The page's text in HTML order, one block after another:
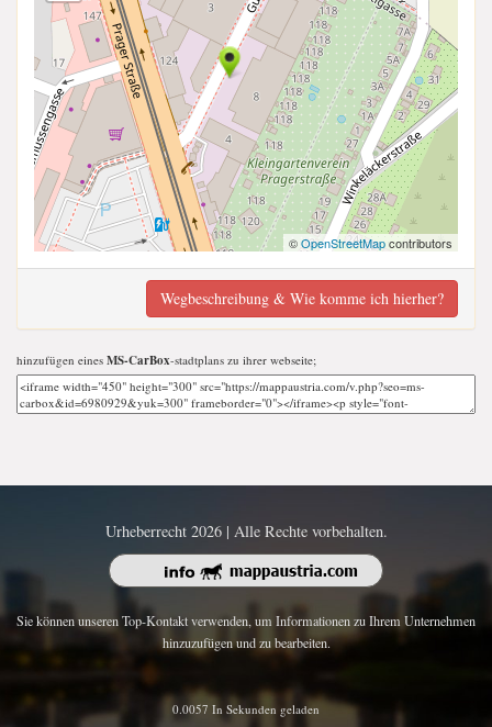
©OpenStreetMapcontributors
Wegbeschreibung & Wie komme ich hierher?
hinzufügen eines MS-CarBox-stadtplans zu ihrer webseite;
Urheberrecht 2026 | Alle Rechte vorbehalten.
Sie können unseren Top-Kontakt verwenden, um Informationen zu Ihrem Unternehmen
hinzuzufügen und zu bearbeiten.
0.0057 In Sekunden geladen